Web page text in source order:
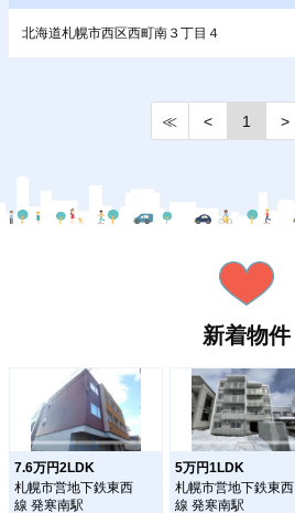
北海道札幌市西区西町南３丁目４
≪ < 1 >
新着物件
7.6万円2LDK
札幌市営地下鉄東西
線 発寒南駅
5万円1LDK
札幌市営地下鉄東西
線 発寒南駅